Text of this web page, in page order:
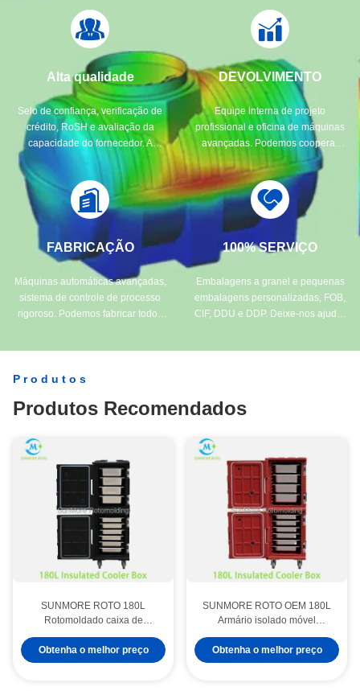
Alta qualidade
Selo de confiança, verificação de
crédito, RoSH e avaliação da
capacidade do fornecedor. A
empresa tem um rigoroso sistema
de controlo de qualidade e um
laboratório de teste profissional.
DEVOLVIMENTO
Equipe interna de projeto
profissional e oficina de máquinas
avançadas. Podemos cooperar
para desenvolver os produtos de
que necessita.
FABRICAÇÃO
Máquinas automáticas avançadas,
sistema de controle de processo
rigoroso. Podemos fabricar todos
100% SERVIÇO
Embalagens a granel e pequenas
embalagens personalizadas, FOB,
CIF, DDU e DDP. Deixe-nos ajudá-
Produtos
Produtos Recomendados
SUNMORE ROTO 180L
Rotomoldado caixa de
alimentos isolada com
carregamento frontal, armário
de catering térmico com rodas
Obtenha o melhor preço
SUNMORE ROTO OEM 180L
Armário isolado móvel
rotomoldado GN, caixa de
armazenamento térmico de
alimentos com acesso frontal
Obtenha o melhor preço